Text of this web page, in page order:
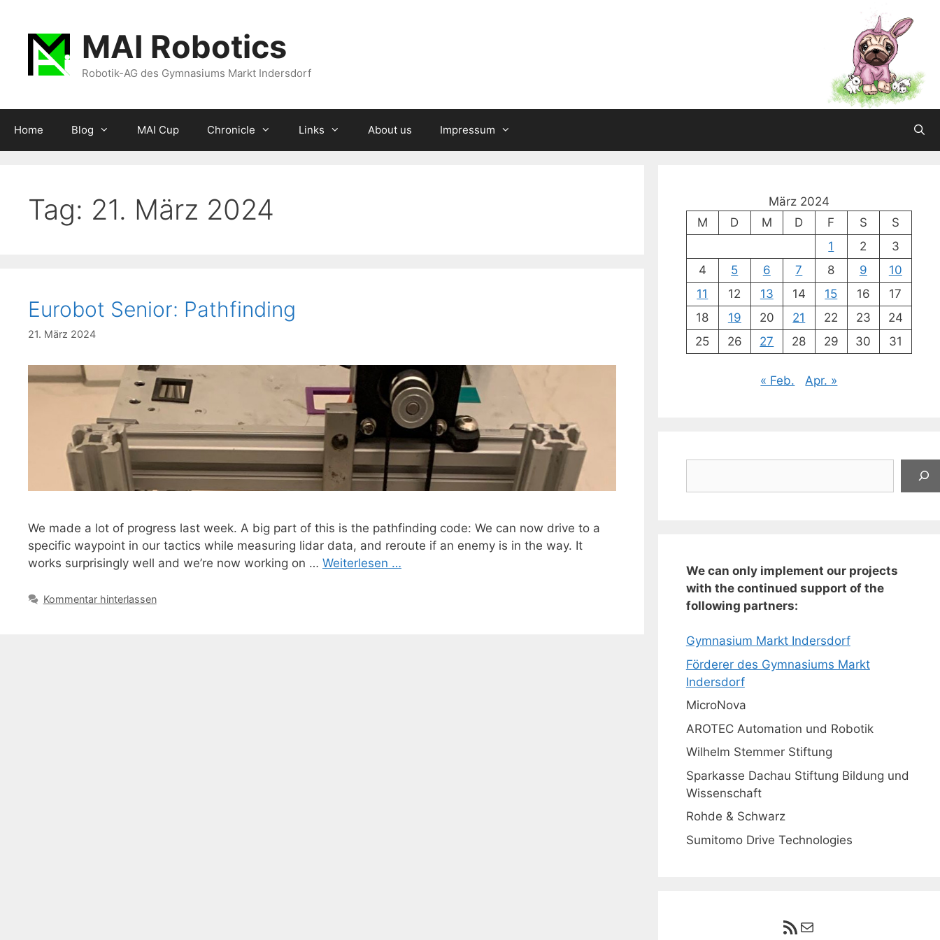
springen
MAI Robotics
Robotik-AG des Gymnasiums Markt Indersdorf
Home Blog MAI Cup Chronicle Links About us Impressum
Tag: 21. März 2024
Eurobot Senior: Pathfinding
21. März 2024
We made a lot of progress last week. A big part of this is the pathfinding code: We can now drive to a
specific waypoint in our tactics while measuring lidar data, and reroute if an enemy is in the way. It
works surprisingly well and we’re now working on … Weiterlesen …
Kommentar hinterlassen
März 2024
M
D M D F S
S
1
2
3
4
5 6 7 8 9
10
11
12 13 14 15 16
17
18
19 20 21 22 23
24
25
26 27 28 29 30 31
« Feb. Apr. »
We can only implement our projects
with the continued support of the
following partners:
Gymnasium Markt Indersdorf
Förderer des Gymnasiums Markt
Indersdorf
MicroNova
AROTEC Automation und Robotik
Wilhelm Stemmer Stiftung
Sparkasse Dachau Stiftung Bildung und
Wissenschaft
Rohde & Schwarz
Sumitomo Drive Technologies
RSS-Feed
E-Mail